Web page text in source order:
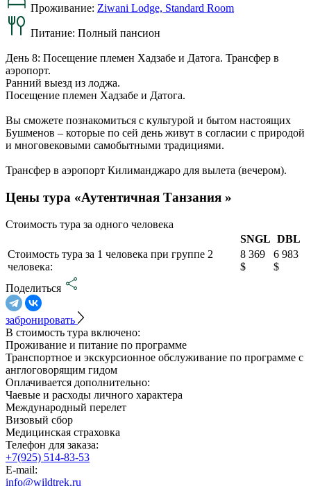
Проживание: Ziwani Lodge, Standard Room
Питание: Полный пансион
День 8: Посещение племен Хадзабе и Датога. Трансфер в
аэропорт.
Ранний выезд из лоджа.
Посещение племен Хадзабе и Датога.
Вы сможете познакомиться с культурой и бытом настоящих
Бушменов – которые по сей день живут в согласии с природой
и многовековыми самобытными традициями.
Трансфер в аэропорт Килиманджаро для вылета (вечером).
Цены тура «Аутентичная Танзания »
Стоимость тура за одного человека
SNGL DBL
Стоимость тура за 1 человека при группе 2
человека:
8 369
$
6 983
$
Поделиться
забронировать
В стоимость тура включено:
Проживание и питание по программе
Транспортное и экскурсионное обслуживание по программе с
англоговорящим гидом
Оплачивается дополнительно:
Чаевые и расходы личного характера
Международный перелет
Визовый сбор
Медицинская страховка
Телефон для заказа:
+7(925) 514-83-53
E-mail:
info@wildtrek.ru